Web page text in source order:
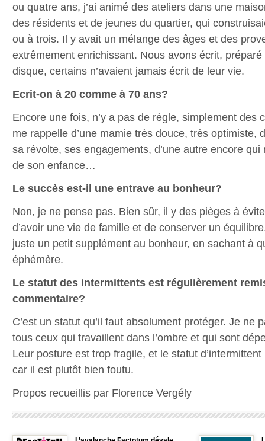
ou quatre ans, j’ai animé des ateliers dans une
des résidents et de jeunes du quartier, qui
ou à trois. Il y avait un mélange des âges et des
extrêmement enrichissant. Nous avons écrit,
disque, certains n’avaient jamais écrit de leur vie.
Ecrit-on à 20 comme à 70 ans?
Encore une fois, n’y a pas de règle, simplement des
me rappelle d’une mamie très douce, très optimiste,
sa révolte, ses engagements, d’une autre encore
de son enfance…
Le succès est-il une entrave au bonheur?
Non, je ne pense pas. Bien sûr, il y des pièges à
d’avoir une vie de famille et de conserver un
juste un petit supplément au bonheur, en sachant à
éphémère.
Le statut des intermittents est régulièrement
commentaire?
C’est un statut qu’il faut absolument protéger. Je ne
tous ceux qui travaillent dans l’ombre et qui sont
Leur posture est trop fragile, et le statut
car il est plutôt bien foutu.
Propos recueillis par Florence Vergély